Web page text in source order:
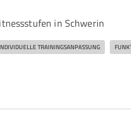
in Schwerin
TRAININGSANPASSUNG